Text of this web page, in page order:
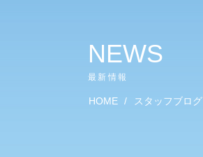
NEWS
最新情報
HOME / スタッフブログ